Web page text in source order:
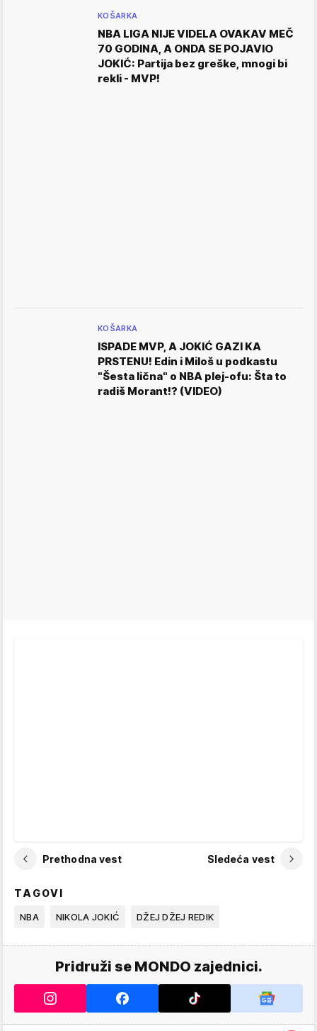
KOŠARKA
NBA LIGA NIJE VIDELA OVAKAV MEČ
70 GODINA, A ONDA SE POJAVIO
JOKIĆ: Partija bez greške, mnogi bi
rekli - MVP!
KOŠARKA
ISPADE MVP, A JOKIĆ GAZI KA
PRSTENU! Edin i Miloš u podkastu
"Šesta lična" o NBA plej-ofu: Šta to
radiš Morant!? (VIDEO)
Prethodna vest Sledeća vest
TAGOVI
NBA NIKOLA JOKIĆ DŽEJ DŽEJ REDIK
Pridruži se MONDO zajednici.